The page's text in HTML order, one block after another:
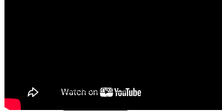
Usne harmonike - C
Usne harmonike - A